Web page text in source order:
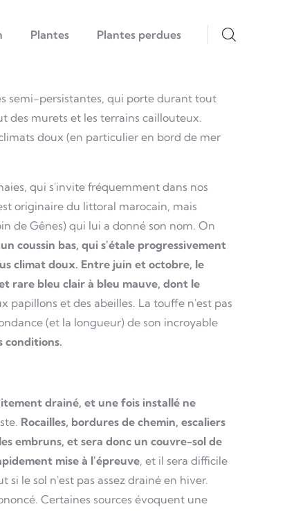
Plantes Plantes perdues
semi-persistantes, qui porte durant tout
des murets et les terrains caillouteux.
doux (en particulier en bord de mer
qui s'invite fréquemment dans nos
originaire du littoral marocain, mais
de Gênes) qui lui a donné son nom. On
coussin bas, qui s'étale progressivement
climat doux. Entre juin et octobre, le
rare bleu clair à bleu mauve, dont le
papillons et des abeilles. La touffe n'est pas
(et la longueur) de son incroyable
conditions.
drainé, et une fois installé ne
Rocailles, bordures de chemin, escaliers
embruns, et sera donc un couvre-sol de
mise à l'épreuve, et il sera difficile
le sol n'est pas assez drainé en hiver.
Certaines sources évoquent une